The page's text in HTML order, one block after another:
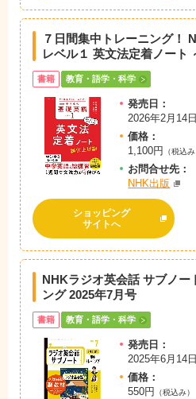
７日間集中トレーニング！
レベル１ 英文法定着ノート
書籍 教育・語学・科学
発売日：
2026年2月14日
価格：
1,100円
（税込み
お問合せ先：
NHK出版
ショッピング
サイトへ
NHKラジオ英会話 サブノー
ング 2025年7月号
書籍 教育・語学・科学
発売日：
2025年6月14日
価格：
550円
（税込み）